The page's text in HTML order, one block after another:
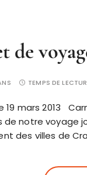
de
TEMPS DE
19 mars 2013
de notre voyage
des villes de